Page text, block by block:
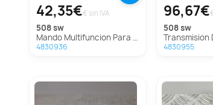
42,35€€ sin IVA
508 sw
Mando Multifuncion Para Peugeot 508 Sw
4830936
96,67€
508 sw
Transmision Delantera
4830955